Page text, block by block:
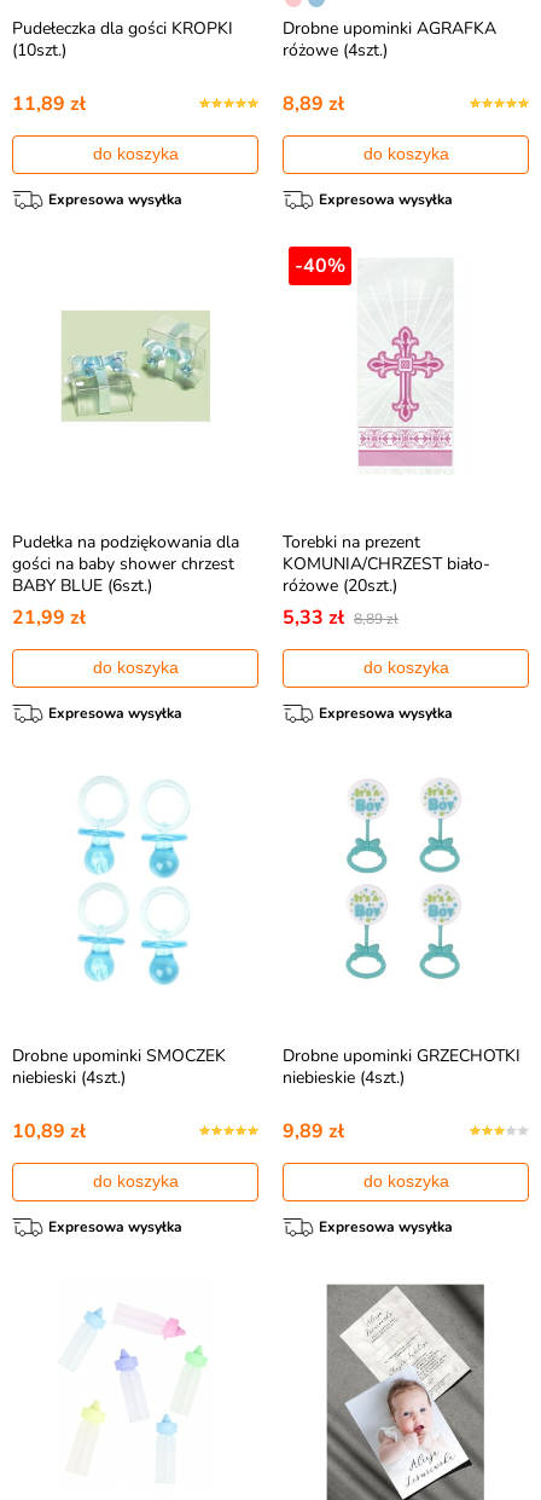
Pudełeczka dla gości KROPKI
(10szt.)
11,89 zł
do koszyka
Expresowa wysyłka
Drobne upominki AGRAFKA
różowe (4szt.)
8,89 zł
do koszyka
Expresowa wysyłka
Pudełka na podziękowania dla
gości na baby shower chrzest
BABY BLUE (6szt.)
21,99 zł
do koszyka
Expresowa wysyłka
-40%
Torebki na prezent
KOMUNIA/CHRZEST biało-
różowe (20szt.)
5,33 zł 8,89 zł
do koszyka
Expresowa wysyłka
Drobne upominki SMOCZEK
niebieski (4szt.)
10,89 zł
do koszyka
Expresowa wysyłka
Drobne upominki GRZECHOTKI
niebieskie (4szt.)
9,89 zł
do koszyka
Expresowa wysyłka